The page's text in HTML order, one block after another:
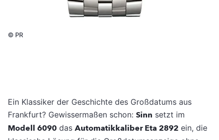
© PR
Ein Klassiker der Geschichte des Großdatums aus
Frankfurt? Gewissermaßen schon: Sinn setzt im
Modell 6090 das Automatikkaliber Eta 2892 ein, die